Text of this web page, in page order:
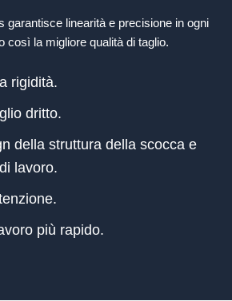
garantisce linearità e precisione in ogni
così la migliore qualità di taglio.
rigidità.
dritto.
della struttura della scocca e
lavoro.
più rapido.